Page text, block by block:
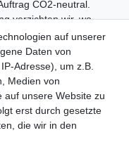
CO2-neutral.
verzichten wir, wo
Kunststoffen und
auf unserer
Daten von
Adresse), um z.B.
Medien von
auf unsere Website zu
erst durch gesetzte
die wir in den